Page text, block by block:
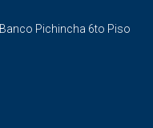
Pichincha 6to Piso